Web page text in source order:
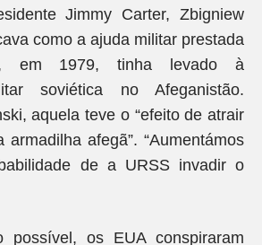
Jimmy Carter, Zbigniew
como a ajuda militar prestada
em 1979, tinha levado à
soviética no Afeganistão.
aquela teve o “efeito de atrair
afegã”. “Aumentámos
de a URSS invadir o
possível, os EUA conspiraram